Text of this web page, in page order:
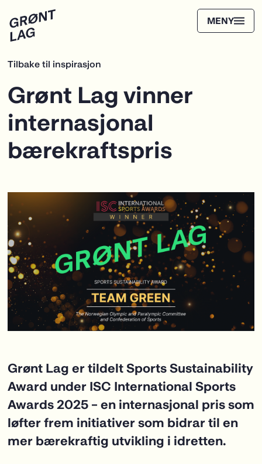
Tilbake til inspirasjon
Grønt Lag er tildelt Sports Sustainability
Award under ISC International Sports
Awards 2025 – en internasjonal pris som
løfter frem initiativer som bidrar til en
mer bærekraftig utvikling i idretten.